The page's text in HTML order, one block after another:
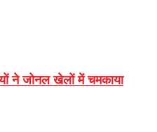
ने जोनल खेलों में चमकाया